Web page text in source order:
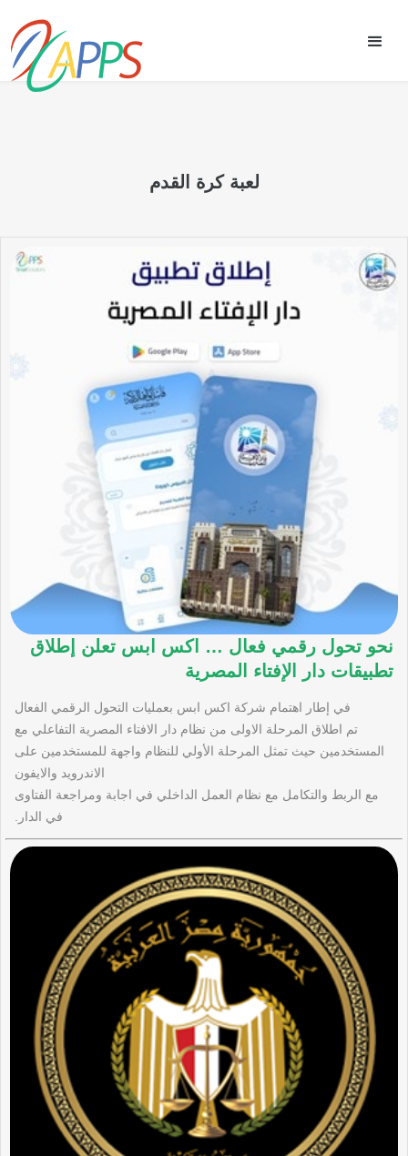
لعبة كرة القدم
نحو تحول رقمي فعال … اكس ابس تعلن إطلاق
تطبيقات دار الإفتاء المصرية
في إطار اهتمام شركة اكس ابس بعمليات التحول الرقمي الفعال
تم اطلاق المرحلة الاولى من نظام دار الافتاء المصرية التفاعلي مع
المستخدمين حيث تمثل المرحلة الأولي للنظام واجهة للمستخدمين على
الاندرويد والايفون
مع الربط والتكامل مع نظام العمل الداخلي في اجابة ومراجعة الفتاوى
في الدار.